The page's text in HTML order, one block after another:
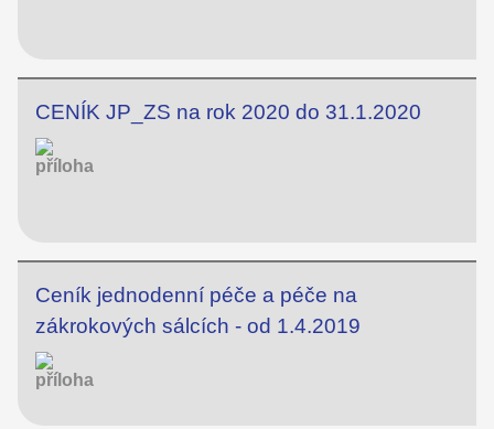
CENÍK JP_ZS na rok 2020 do 31.1.2020
Ceník jednodenní péče a péče na
zákrokových sálcích - od 1.4.2019